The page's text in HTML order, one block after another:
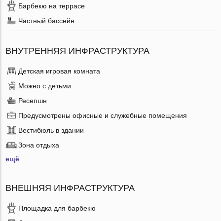
Барбекю на террасе
Частный бассейн
ВНУТРЕННЯЯ ИНФРАСТРУКТУРА
Детская игровая комната
Можно с детьми
Ресепшн
Предусмотрены офисные и служебные помещения
Вестибюль в здании
Зона отдыха
ещё
ВНЕШНЯЯ ИНФРАСТРУКТУРА
Площадка для барбекю